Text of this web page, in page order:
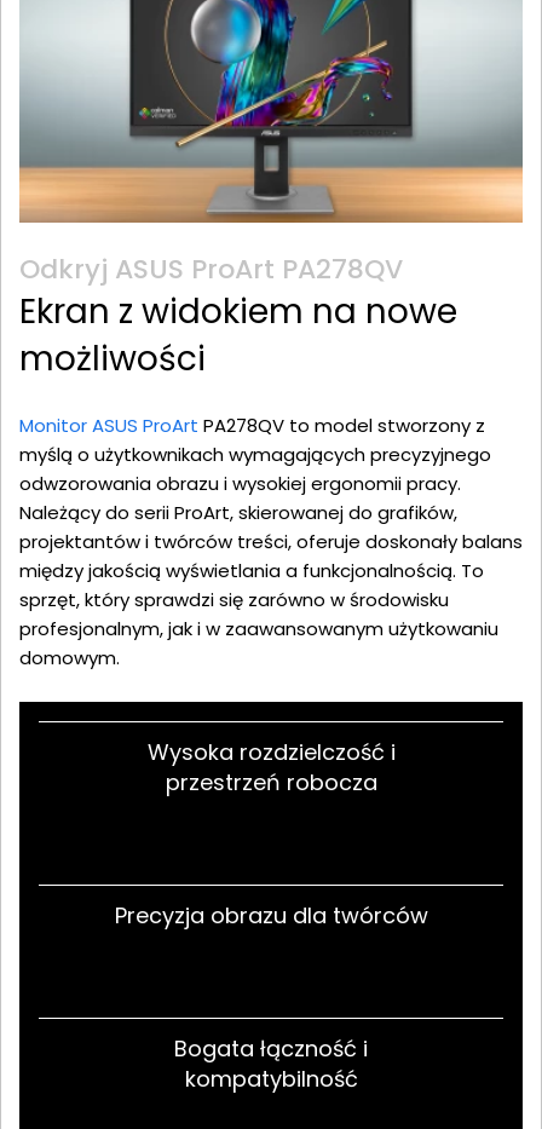
Odkryj ASUS ProArt PA278QV
Ekran z widokiem na nowe
możliwości
Monitor ASUS ProArt PA278QV to model stworzony z
myślą o użytkownikach wymagających precyzyjnego
odwzorowania obrazu i wysokiej ergonomii pracy.
Należący do serii ProArt, skierowanej do grafików,
projektantów i twórców treści, oferuje doskonały balans
między jakością wyświetlania a funkcjonalnością. To
sprzęt, który sprawdzi się zarówno w środowisku
profesjonalnym, jak i w zaawansowanym użytkowaniu
domowym.
Wysoka rozdzielczość i
przestrzeń robocza
Precyzja obrazu dla twórców
Bogata łączność i
kompatybilność